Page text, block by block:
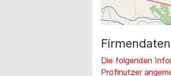
Firmendaten
Die folgenden
Profinutzer